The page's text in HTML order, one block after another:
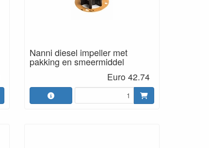
Nanni diesel impeller met
pakking en smeermiddel
Euro 42.74